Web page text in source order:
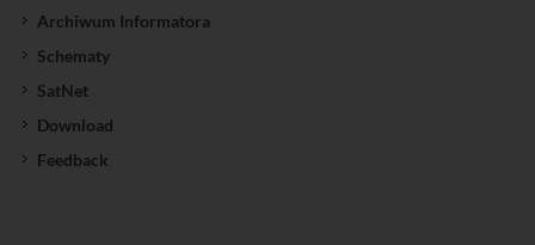
Archiwum Informatora
Schematy
SatNet
Download
Feedback